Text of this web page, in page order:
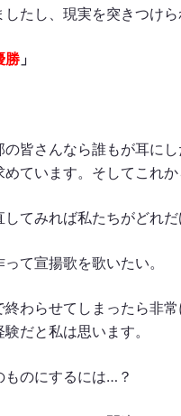
たし、現実を突きつけら
勝 」
の皆さんなら誰もが耳に
ています。そしてこれ
てみれば私たちがどれ
て宣揚歌を歌いたい。
終わらせてしまったら非
だと私は思います。
ものにするには…？